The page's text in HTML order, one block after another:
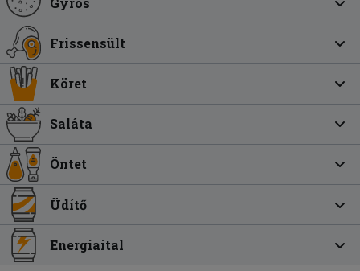
Frissensült
Köret
Saláta
Öntet
Üdítő
Energiaital